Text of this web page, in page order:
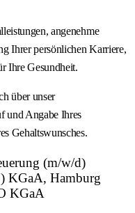
angenehme
Ihrer persönlichen Karriere,
Ihre Gesundheit.
über unser
und Angabe Ihres
Gehaltswunsches.
(m/w/d)
KGaA, Hamburg
KGaA